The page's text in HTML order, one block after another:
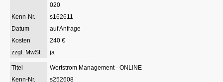
020
s162611
auf Anfrage
240 €
ja
Wertstrom Management - ONLINE
s252608